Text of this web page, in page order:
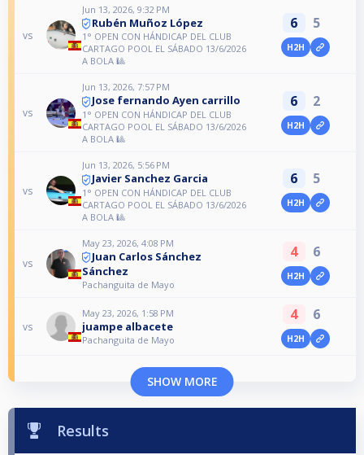
vs
Jun 13, 2026, 9:32 PM
Rubén Muñoz López
1° OPEN CON HÁNDICAP DEL CLUB
CARTAGO POOL EL SÁBADO 13/6/2026
A BOLA 🎱
6 5
H2H
vs
Jun 13, 2026, 7:57 PM
Jose fernando Ayen carrillo
1° OPEN CON HÁNDICAP DEL CLUB
CARTAGO POOL EL SÁBADO 13/6/2026
A BOLA 🎱
6 2
H2H
vs
Jun 13, 2026, 5:56 PM
Javier Sanchez Garcia
1° OPEN CON HÁNDICAP DEL CLUB
CARTAGO POOL EL SÁBADO 13/6/2026
A BOLA 🎱
6 5
H2H
vs
May 23, 2026, 4:08 PM
Juan Carlos Sánchez
Sánchez
Pachanguita de Mayo
4 6
H2H
vs
May 23, 2026, 1:58 PM
juampe albacete
Pachanguita de Mayo
4 6
H2H
SHOW MORE
Results